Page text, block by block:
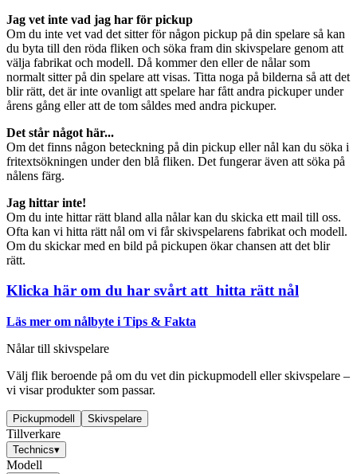
Jag vet inte vad jag har för pickup
Om du inte vet vad det sitter för någon pickup på din spelare så kan
du byta till den röda fliken och söka fram din skivspelare genom att
välja fabrikat och modell. Då kommer den eller de nålar som
normalt sitter på din spelare att visas. Titta noga på bilderna så att det
blir rätt, det är inte ovanligt att spelare har fått andra pickuper under
årens gång eller att de tom såldes med andra pickuper.
Det står något här...
Om det finns någon beteckning på din pickup eller nål kan du söka i
fritextsökningen under den blå fliken. Det fungerar även att söka på
nålens färg.
Jag hittar inte!
Om du inte hittar rätt bland alla nålar kan du skicka ett mail till oss.
Ofta kan vi hitta rätt nål om vi får skivspelarens fabrikat och modell.
Om du skickar med en bild på pickupen ökar chansen att det blir
rätt.
Klicka här om du har svårt att hitta rätt nål
Läs mer om nålbyte i Tips & Fakta
Nålar till skivspelare
Välj flik beroende på om du vet din pickupmodell eller skivspelare –
vi visar produkter som passar.
Pickupmodell Skivspelare
Tillverkare
Technics▾
Modell